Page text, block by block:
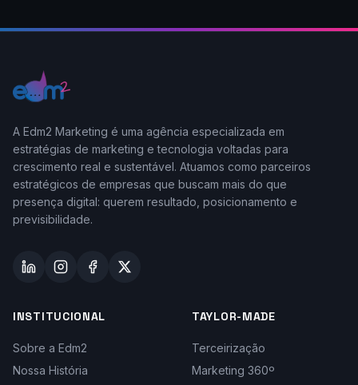
A Edm2 Marketing é uma agência especializada em
estratégias de marketing e tecnologia voltadas para
crescimento real e sustentável. Atuamos como parceiros
estratégicos de empresas que buscam mais do que
presença digital: querem resultado, posicionamento e
previsibilidade.
INSTITUCIONAL
Sobre a Edm2
Nossa História
TAYLOR-MADE
Terceirização
Marketing 360º